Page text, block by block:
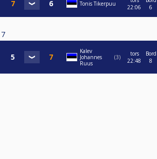
Tonis Tikerpuu
22:06
6
7
Kalev
Johannes
Ruus
3
tors
22:48
Bord
8